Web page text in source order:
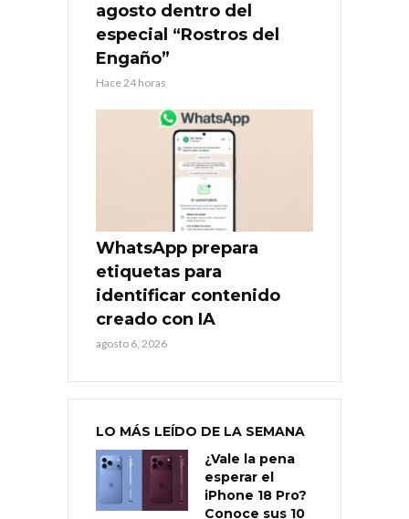
agosto dentro del
especial “Rostros del
Engaño”
Hace 24 horas
WhatsApp prepara
etiquetas para
identificar contenido
creado con IA
agosto 6, 2026
LO MÁS LEÍDO DE LA SEMANA
¿Vale la pena
esperar el
iPhone 18 Pro?
Conoce sus 10